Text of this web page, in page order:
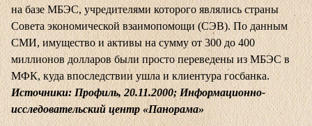
на базе МБЭС, учредителями которого являлись страны
Совета экономической взаимопомощи (СЭВ). По данным
СМИ, имущество и активы на сумму от 300 до 400
миллионов долларов были просто переведены из МБЭС в
МФК, куда впоследствии ушла и клиентура госбанка.
Источники: Профиль, 20.11.2000; Информационно-
исследовательский центр «Панорама»